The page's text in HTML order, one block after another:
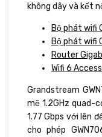
không dây và kết
Bộ phát wifi
Bộ phát wifi
Router
Wifi 6
Grandstream
mẽ 1.2GHz quad-
1.77 Gbps với lên
cho phép